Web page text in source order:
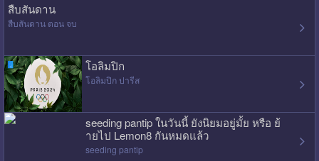
สืบสันดาน
สืบสันดาน ตอน จบ
โอลิมปิก
โอลิมปิก ปารีส
seeding pantip ในวันนี้ ยังนิยมอยู่มั้ย หรือ ย้
ายไป Lemon8 กันหมดแล้ว
seeding pantip